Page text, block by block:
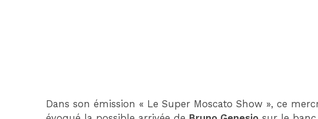
Dans son émission « Le Super Moscato Show », ce